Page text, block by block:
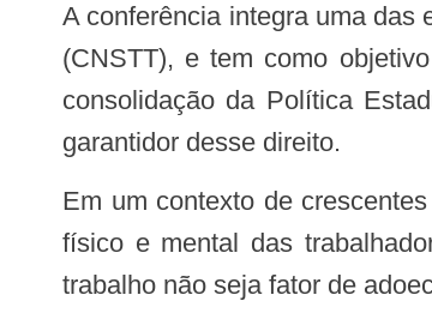
A conferência integra uma das etapas preparatórias para a 5ª Conferência Nacional de Saúde do Trabalhador e da Trabalhadora
(CNSTT), e tem como
consolidação da Política
garantidor desse direito.
Em um contexto de crescentes ameaças aos direitos trabalhistas, de precarização das relações de trabalho e de adoecimento
físico e mental das
trabalho não seja fator de